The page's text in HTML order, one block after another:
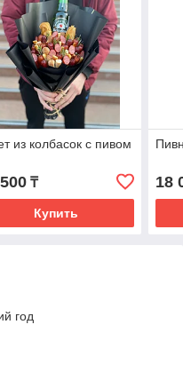
из колбасок с пивом
₸
Купить
18
год